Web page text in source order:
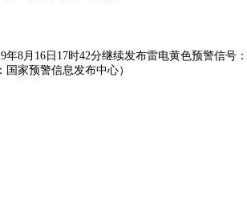
年8月16日17时42分继续发布雷电黄色预警信
家预警信息发布中心）